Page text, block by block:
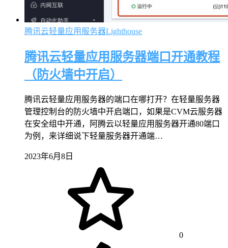
腾讯云轻量应用服务器Lighthouse
腾讯云轻量应用服务器端口开通教程
（防火墙中开启）
腾讯云轻量应用服务器的端口在哪打开？在轻量服务器
管理控制台的防火墙中开启端口，如果是CVM云服务器
在安全组中开通，阿腾云以轻量应用服务器开通80端口
为例，来详细说下轻量服务器开通端…
2023年6月8日
0